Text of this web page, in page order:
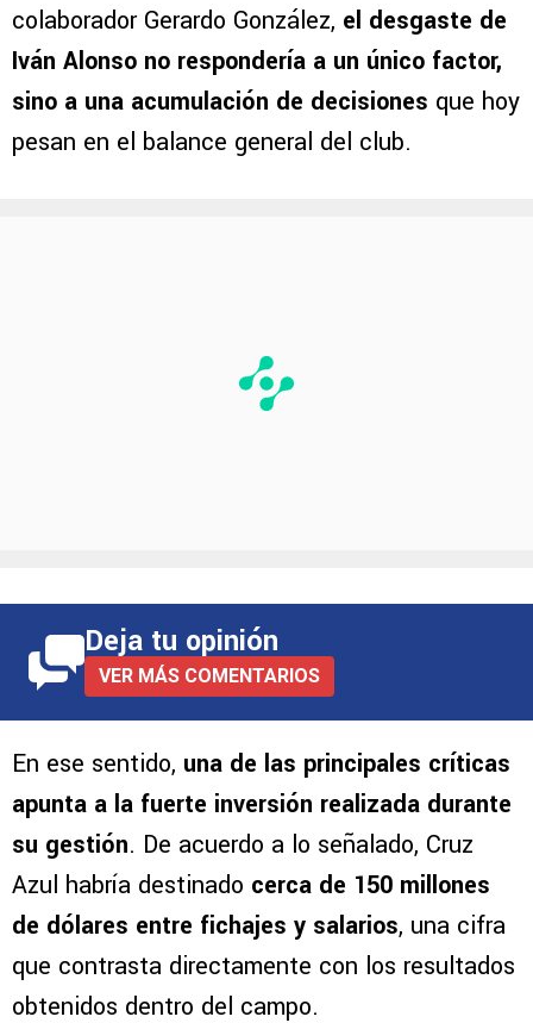
colaborador Gerardo González, el desgaste de
Iván Alonso no respondería a un único factor,
sino a una acumulación de decisiones que hoy
pesan en el balance general del club.
Deja tu opinión
VER MÁS COMENTARIOS
En ese sentido, una de las principales críticas
apunta a la fuerte inversión realizada durante
su gestión. De acuerdo a lo señalado, Cruz
Azul habría destinado cerca de 150 millones
de dólares entre fichajes y salarios, una cifra
que contrasta directamente con los resultados
obtenidos dentro del campo.